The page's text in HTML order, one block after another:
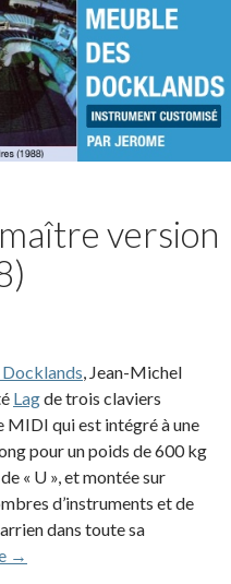
version
, Jean-Michel
Lagde trois claviers
MIDI qui est intégré à une
pour un poids de 600 kg
« U », et montée sur
d’instruments et de
dans toute sa
Le grand clavier maître
→